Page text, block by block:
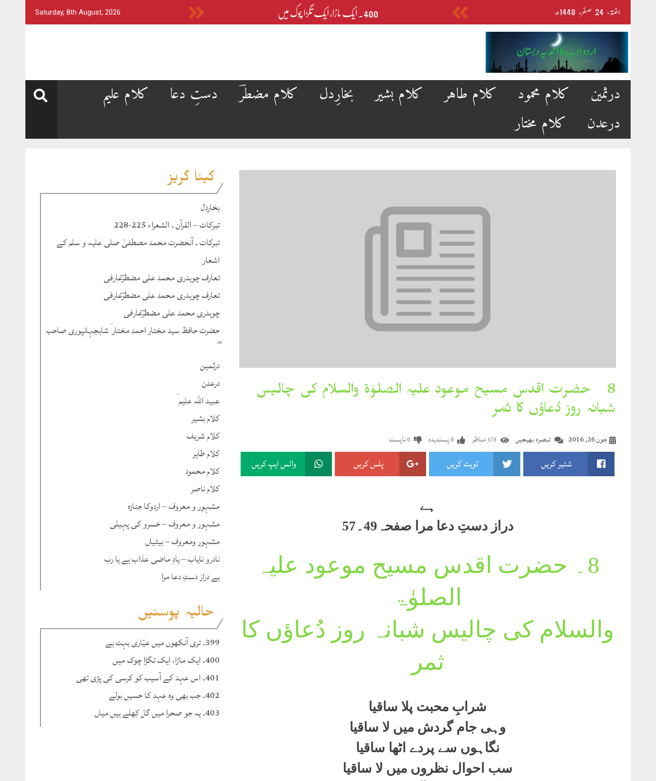
to
content
ہفتہ‬‮، 24 صفر‬، 400۔ ایک ماڑا، ایک تگڑا چوک میں Saturday, 8th August, 2026
درثمین کلام محمود کلام طاہر کلام بشیر بخارِدل کلام مضطرؔ دستِ دعا
کلام علیم
درعدن
کلام مختار
کیٹا گریز
بخارِدل
تبرکات – القرآن ۔ الشعراء 225-228
تبرکات ۔ آنحضرت محمد مصطفیٰ صلی علیہ و سلم کے
اشعار
تعارف چوہدری محمد علی مضطرؔعارفی
تعارف چوہدری محمد علی مضطرؔعارفی
چوہدری محمد علی مضطرؔعارفی
حضرت حافظ سید مختار احمد مختار ؔشاہجہانپوری صاحب
ؓ
درثمین
درعدن
عبید اللہ علیم ؔ
کلام بشیر
کلام شریف
کلام طاہر
کلام محمود
کلام ناصر
مشہور و معروف – اردوکا جنازہ
مشہور و معروف – خسرو کی پہیلی
مشہور ومعروف – بیٹیاں
نادرو نایاب – یادِ ماضی عذاب ہے یا رب
ہے دراز دستِ دعا مرا
حالیہ پوسٹیں
399۔ تری آنکھوں میں عیّاری بہت ہے
400۔ ایک ماڑا، ایک تگڑا چوک میں
401۔ اس عہد کے آسیب کو کرسی کی پڑی تھی
402۔ جب بھی وہ عہد کا حسیں بولے
403۔ یہ جو صحرا میں گل کِھلے ہیں میاں
8۔ حضرت اقدس مسیح موعود علیہ الصلوٰۃ والسلام کی چالیس
شبانہ روز دُعاؤں کا ثمر
تبصرہ بھیجیں جون 26, 2016 573مناظر 0پسندیدہ 0ناپسند
شئیر کریں ٹویٹ کریں پلس کریں واٹس ایپ کریں
ہے
دراز دستِ دعا مرا صفحہ49۔57
8۔
حضرت اقدس مسیح موعود علیہ
الصلوٰۃ
والسلام کی چالیس شبانہ روز دُعاؤں کا
ثمر
شرابِ محبت پلا ساقیا
وہی جام گردش میں لا ساقیا
نگاہوں سے پردے اٹھا ساقیا
سب احوال نظروں میں لا ساقیا